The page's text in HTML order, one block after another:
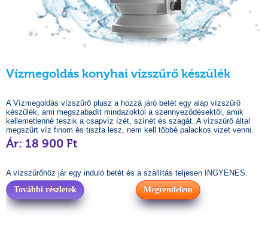
Vízmegoldás konyhai vízszűrő készülék
A Vízmegoldás vízszűrő plusz a hozzá járó betét egy alap vízszűrő
készülék, ami megszabadít mindazoktól a szennyeződésektől, amik
kellemetlenné teszik a csapvíz ízét, színét és szagát. A vízszűrő által
megszűrt víz finom és tiszta lesz, nem kell többé palackos vizet venni.
Ár: 18 900 Ft
A vízszűrőhöz jár egy induló betét és a szállítás teljesen INGYENES.
További részletek
Megrendelem